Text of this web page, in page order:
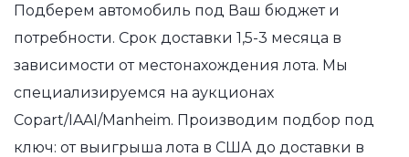
Подберем автомобиль под Ваш бюджет и
потребности. Срок доставки 1,5-3 месяца в
зависимости от местонахождения лота. Мы
специализируемся на аукционах
Copart/IAAI/Manheim. Производим подбор под
ключ: от выигрыша лота в США до доставки в